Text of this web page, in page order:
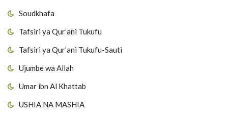
Soudkhafa
Tafsiri ya Qur’ani Tukufu
Tafsiri ya Qur’ani Tukufu-Sauti
Ujumbe wa Allah
Umar ibn Al Khattab
USHIA NA MASHIA